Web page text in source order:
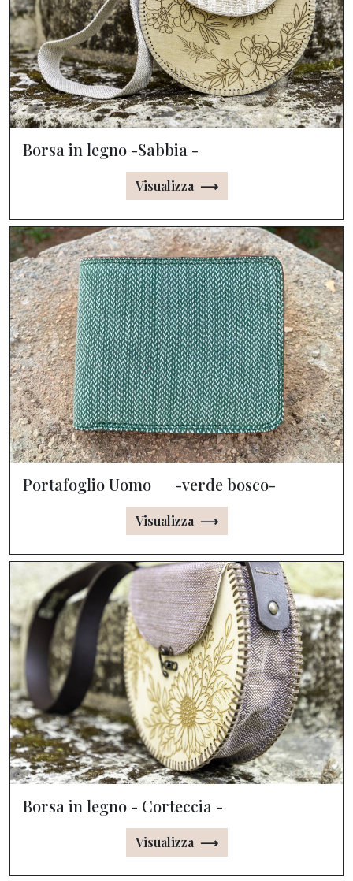
Borsa in legno -Sabbia -
Visualizza ⟶
Portafoglio Uomo -verde bosco-
Visualizza ⟶
Borsa in legno - Corteccia -
Visualizza ⟶